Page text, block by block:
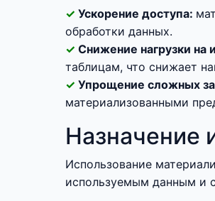
Ускорение доступа:
обработки данных.
Снижение нагрузки на
таблицам, что снижает
Упрощение сложных
материализованными
Назначение
Использование
используемым данным и